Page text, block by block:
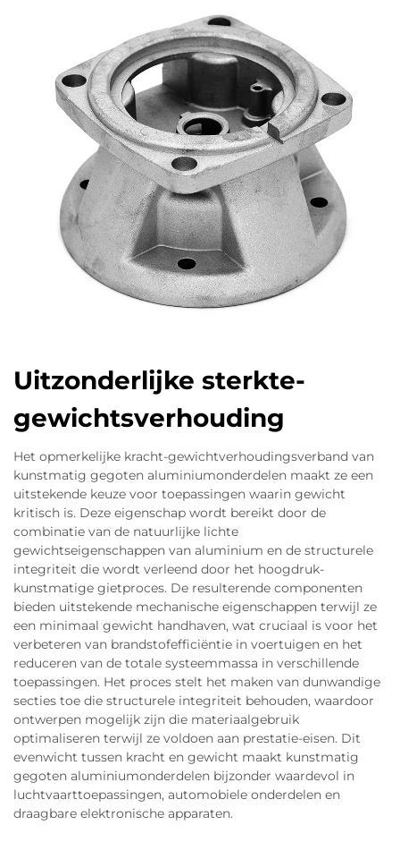
Uitzonderlijke sterkte-
gewichtsverhouding
Het opmerkelijke kracht-gewichtverhoudingsverband van
kunstmatig gegoten aluminiumonderdelen maakt ze een
uitstekende keuze voor toepassingen waarin gewicht
kritisch is. Deze eigenschap wordt bereikt door de
combinatie van de natuurlijke lichte
gewichtseigenschappen van aluminium en de structurele
integriteit die wordt verleend door het hoogdruk-
kunstmatige gietproces. De resulterende componenten
bieden uitstekende mechanische eigenschappen terwijl ze
een minimaal gewicht handhaven, wat cruciaal is voor het
verbeteren van brandstofefficiëntie in voertuigen en het
reduceren van de totale systeemmassa in verschillende
toepassingen. Het proces stelt het maken van dunwandige
secties toe die structurele integriteit behouden, waardoor
ontwerpen mogelijk zijn die materiaalgebruik
optimaliseren terwijl ze voldoen aan prestatie-eisen. Dit
evenwicht tussen kracht en gewicht maakt kunstmatig
gegoten aluminiumonderdelen bijzonder waardevol in
luchtvaarttoepassingen, automobiele onderdelen en
draagbare elektronische apparaten.